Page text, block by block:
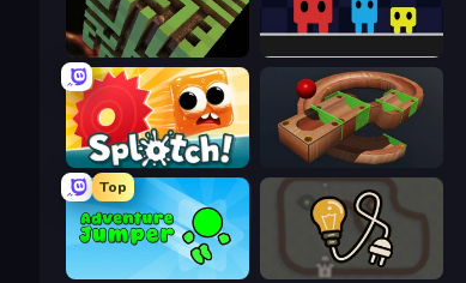
Maze Planet 3D
Splotch! Marble Run
Top
Adventure Jumper Light The Lamp